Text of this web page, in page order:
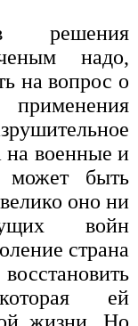
решения
надо,
на вопрос о
на военные и
может быть
оно ни
войн
страна
ей